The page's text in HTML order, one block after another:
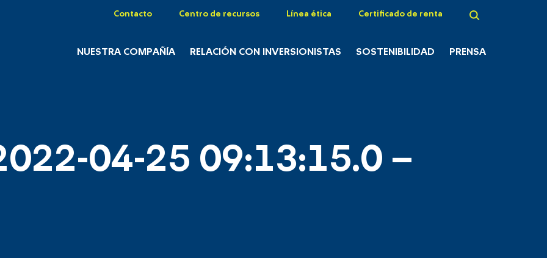
Contacto Centro de recursos Línea ética Certificado de renta
NUESTRA COMPAÑÍA RELACIÓN CON INVERSIONISTAS SOSTENIBILIDAD PRENSA
04-25 09:13:15.0 –